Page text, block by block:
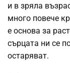
и в зряла
много повече
е основа за
сърцата ни се
остаряват.